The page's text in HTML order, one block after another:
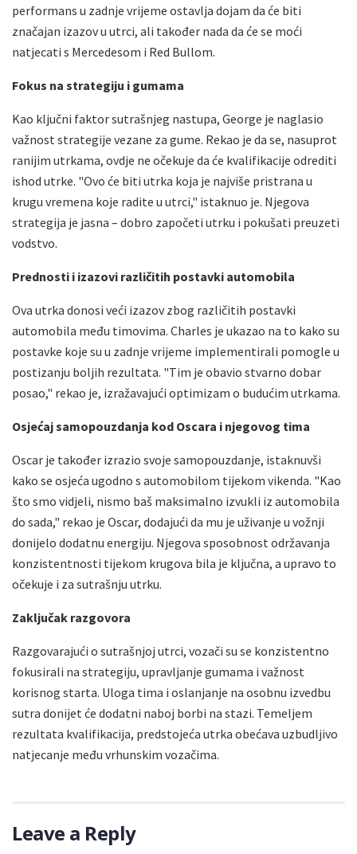
performans u zadnje vrijeme ostavlja dojam da će biti
značajan izazov u utrci, ali također nada da će se moći
natjecati s Mercedesom i Red Bullom.
Fokus na strategiju i gumama
Kao ključni faktor sutrašnjeg nastupa, George je naglasio
važnost strategije vezane za gume. Rekao je da se, nasuprot
ranijim utrkama, ovdje ne očekuje da će kvalifikacije odrediti
ishod utrke. "Ovo će biti utrka koja je najviše pristrana u
krugu vremena koje radite u utrci," istaknuo je. Njegova
strategija je jasna – dobro započeti utrku i pokušati preuzeti
vodstvo.
Prednosti i izazovi različitih postavki automobila
Ova utrka donosi veći izazov zbog različitih postavki
automobila među timovima. Charles je ukazao na to kako su
postavke koje su u zadnje vrijeme implementirali pomogle u
postizanju boljih rezultata. "Tim je obavio stvarno dobar
posao," rekao je, izražavajući optimizam o budućim utrkama.
Osjećaj samopouzdanja kod Oscara i njegovog tima
Oscar je također izrazio svoje samopouzdanje, istaknuvši
kako se osjeća ugodno s automobilom tijekom vikenda. "Kao
što smo vidjeli, nismo baš maksimalno izvukli iz automobila
do sada," rekao je Oscar, dodajući da mu je uživanje u vožnji
donijelo dodatnu energiju. Njegova sposobnost održavanja
konzistentnosti tijekom krugova bila je ključna, a upravo to
očekuje i za sutrašnju utrku.
Zaključak razgovora
Razgovarajući o sutrašnjoj utrci, vozači su se konzistentno
fokusirali na strategiju, upravljanje gumama i važnost
korisnog starta. Uloga tima i oslanjanje na osobnu izvedbu
sutra donijet će dodatni naboj borbi na stazi. Temeljem
rezultata kvalifikacija, predstojeća utrka obećava uzbudljivo
natjecanje među vrhunskim vozačima.
Leave a Reply